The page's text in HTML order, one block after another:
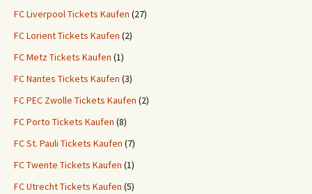
FC Liverpool Tickets Kaufen (27)
FC Lorient Tickets Kaufen (2)
FC Metz Tickets Kaufen (1)
FC Nantes Tickets Kaufen (3)
FC PEC Zwolle Tickets Kaufen (2)
FC Porto Tickets Kaufen (8)
FC St. Pauli Tickets Kaufen (7)
FC Twente Tickets Kaufen (1)
FC Utrecht Tickets Kaufen (5)